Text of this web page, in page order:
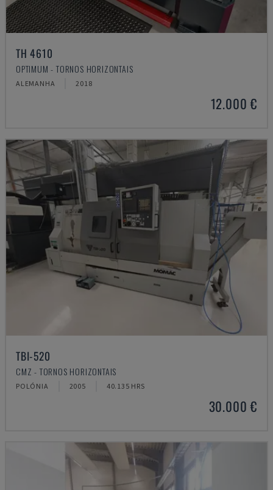
TH 4610
OPTIMUM - TORNOS HORIZONTAIS
ALEMANHA 2018
12.000 €
TBI-520
CMZ - TORNOS HORIZONTAIS
POLÓNIA 2005 40.135 HRS
30.000 €